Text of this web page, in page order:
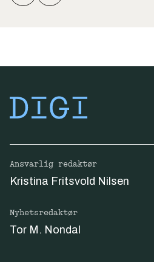
Ansvarlig redaktør
Kristina Fritsvold Nilsen
Nyhetsredaktør
Tor M. Nondal